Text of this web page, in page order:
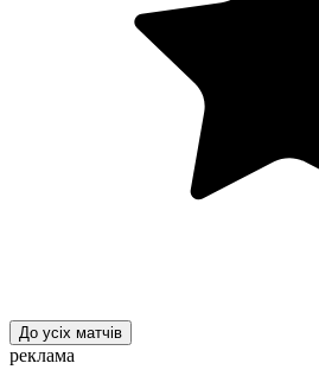
До усіх матчів
реклама